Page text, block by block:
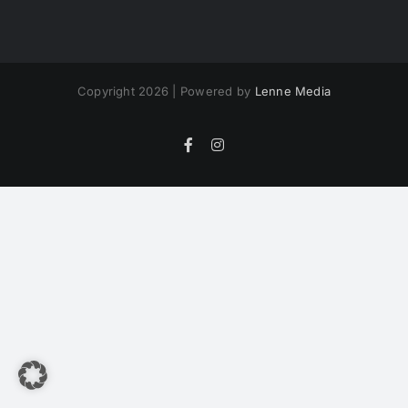
Copyright 2026 | Powered by Lenne Media
FacebookInstagram